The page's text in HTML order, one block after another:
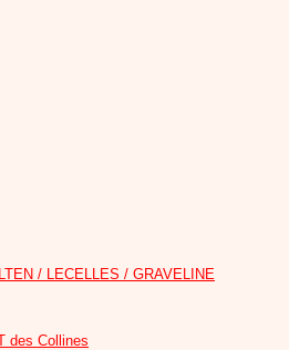
/ LECELLES / GRAVELINE
des Collines